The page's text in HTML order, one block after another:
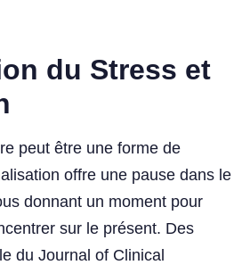
du Stress et
peut être une forme de
offre une pause dans le
donnant un moment pour
sur le présent. Des
du Journal of Clinical